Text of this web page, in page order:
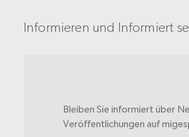
Informieren und Informiert
Bleiben Sie informiert über
Veröffentlichungen auf